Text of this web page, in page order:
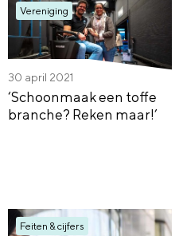
Vereniging
30 april 2021
‘Schoonmaak een toffe
branche? Reken maar!’
Feiten & cijfers